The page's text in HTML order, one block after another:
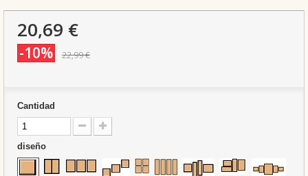
20,69 €
-10% 22,99 €
Cantidad
diseño